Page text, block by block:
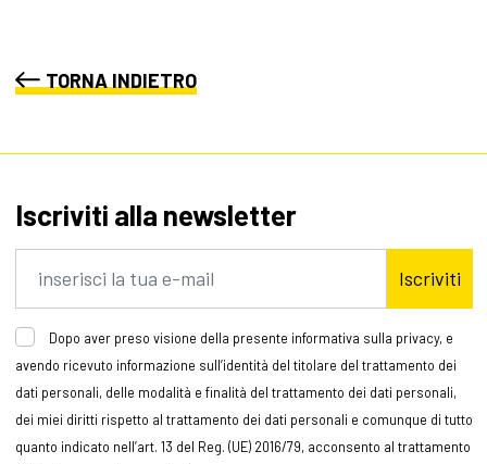
TORNA INDIETRO
Iscriviti alla newsletter
Iscriviti
Dopo aver preso visione della presente informativa sulla privacy, e
avendo ricevuto informazione sull’identità del titolare del trattamento dei
dati personali, delle modalità e finalità del trattamento dei dati personali,
dei miei diritti rispetto al trattamento dei dati personali e comunque di tutto
quanto indicato nell’art. 13 del Reg. (UE) 2016/79, acconsento al trattamento